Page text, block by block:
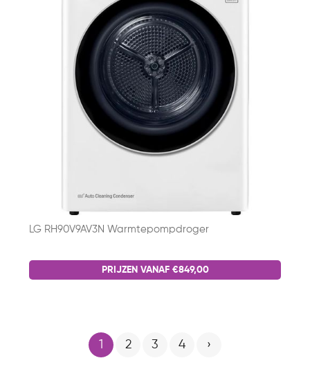
LG RH90V9AV3N Warmtepompdroger
PRIJZEN VANAF €849,00
1 2 3 4 ›